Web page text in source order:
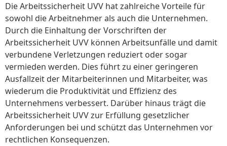
Die Arbeitssicherheit UVV hat zahlreiche Vorteile für
sowohl die Arbeitnehmer als auch die Unternehmen.
Durch die Einhaltung der Vorschriften der
Arbeitssicherheit UVV können Arbeitsunfälle und damit
verbundene Verletzungen reduziert oder sogar
vermieden werden. Dies führt zu einer geringeren
Ausfallzeit der Mitarbeiterinnen und Mitarbeiter, was
wiederum die Produktivität und Effizienz des
Unternehmens verbessert. Darüber hinaus trägt die
Arbeitssicherheit UVV zur Erfüllung gesetzlicher
Anforderungen bei und schützt das Unternehmen vor
rechtlichen Konsequenzen.